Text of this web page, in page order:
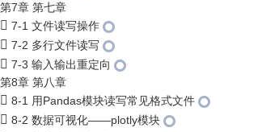
第7章 第七章
7-1 文件读写操作
7-2 多行文件读写
7-3 输入输出重定向
第8章 第八章
8-1 用Pandas模块读写常见格式文件
8-2 数据可视化——plotly模块